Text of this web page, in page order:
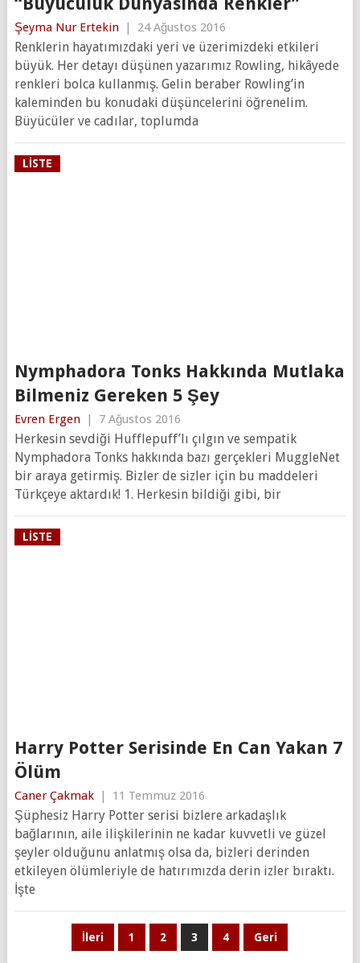
Şeyma Nur Ertekin 24 Ağustos 2016
Renklerin hayatımızdaki yeri ve üzerimizdeki etkileri
büyük. Her detayı düşünen yazarımız Rowling, hikâyede
renkleri bolca kullanmış. Gelin beraber Rowling’in
kaleminden bu konudaki düşüncelerini öğrenelim.
Büyücüler ve cadılar, toplumda
LISTE
Nymphadora Tonks Hakkında Mutlaka
Bilmeniz Gereken 5 Şey
Evren Ergen | 7 Ağustos 2016
Herkesin sevdiği Hufflepuff’lı çılgın ve sempatik
Nymphadora Tonks hakkında bazı gerçekleri MuggleNet
bir araya getirmiş. Bizler de sizler için bu maddeleri
Türkçeye aktardık! 1. Herkesin bildiği gibi, bir
LISTE
Harry Potter Serisinde En Can Yakan 7
Ölüm
Caner Çakmak | 11 Temmuz 2016
Şüphesiz Harry Potter serisi bizlere arkadaşlık
bağlarının, aile ilişkilerinin ne kadar kuvvetli ve güzel
şeyler olduğunu anlatmış olsa da, bizleri derinden
etkileyen ölümleriyle de hatırımızda derin izler bıraktı.
İşte
İleri 1 2 3 4 Geri